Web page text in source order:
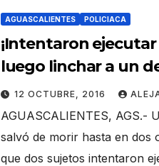
AGUASCALIENTES POLICIACA
¡Intentaron ejecutar
luego linchar a un
Aguascalientes!
12 OCTUBRE, 2016
AGUASCALIENTES, AGS.-
salvó de morir hasta en dos
que dos sujetos intentaron